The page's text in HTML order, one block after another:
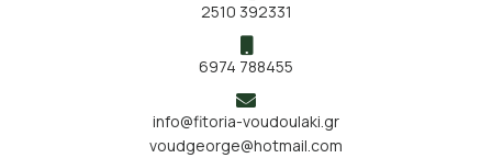
2510 392331
6974 788455
info@fitoria-voudoulaki.gr
voudgeorge@hotmail.com